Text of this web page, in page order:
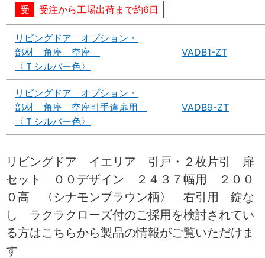
受注から工場出荷まで約6日
リビングドア オプション・
部材 角座 空座
〈Ｔシルバー色〉
VADB1-ZT
リビングドア オプション・
部材 角座 空座引手違扉用
〈Ｔシルバー色〉
VADB9-ZT
リビングドア イエリア 引戸・２枚片引 扉
セット ００デザイン ２４３７幅用 ２００
０高 〈シナモンブラウン柄〉 右引用 錠な
し ラクラクローズ付のご採用を検討されてい
る方はこちらから製品の情報がご覧いただけま
す